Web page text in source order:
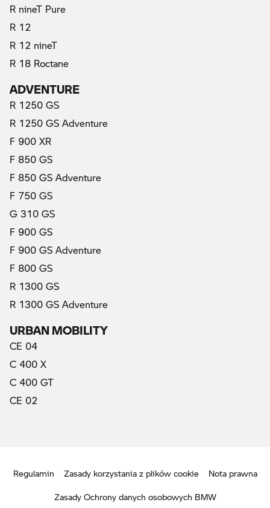
R nineT Pure
R 12
R 12 nineT
R 18 Roctane
ADVENTURE
R 1250 GS
R 1250 GS Adventure
F 900 XR
F 850 GS
F 850 GS Adventure
F 750 GS
G 310 GS
F 900 GS
F 900 GS Adventure
F 800 GS
R 1300 GS
R 1300 GS Adventure
URBAN MOBILITY
CE 04
C 400 X
C 400 GT
CE 02
Regulamin Zasady korzystania z plików cookie
Nota prawna
Zasady Ochrony danych osobowych BMW